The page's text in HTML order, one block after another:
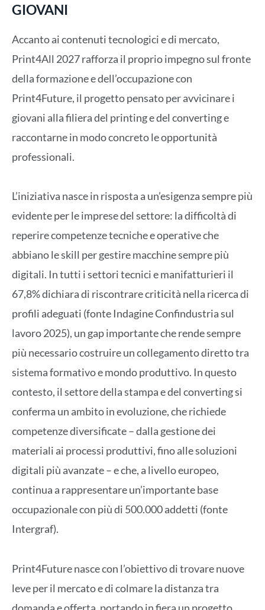
GIOVANI
Accanto ai contenuti tecnologici e di mercato,
Print4All 2027 rafforza il proprio impegno sul fronte
della formazione e dell’occupazione con
Print4Future, il progetto pensato per avvicinare i
giovani alla filiera del printing e del converting e
raccontarne in modo concreto le opportunità
professionali.
L’iniziativa nasce in risposta a un’esigenza sempre più
evidente per le imprese del settore: la difficoltà di
reperire competenze tecniche e operative che
abbiano le skill per gestire macchine sempre più
digitali. In tutti i settori tecnici e manifatturieri il
67,8% dichiara di riscontrare criticità nella ricerca di
profili adeguati (fonte Indagine Confindustria sul
lavoro 2025), un gap importante che rende sempre
più necessario costruire un collegamento diretto tra
sistema formativo e mondo produttivo. In questo
contesto, il settore della stampa e del converting si
conferma un ambito in evoluzione, che richiede
competenze diversificate – dalla gestione dei
materiali ai processi produttivi, fino alle soluzioni
digitali più avanzate – e che, a livello europeo,
continua a rappresentare un’importante base
occupazionale con più di 500.000 addetti (fonte
Intergraf).
Print4Future nasce con l’obiettivo di trovare nuove
leve per il mercato e di colmare la distanza tra